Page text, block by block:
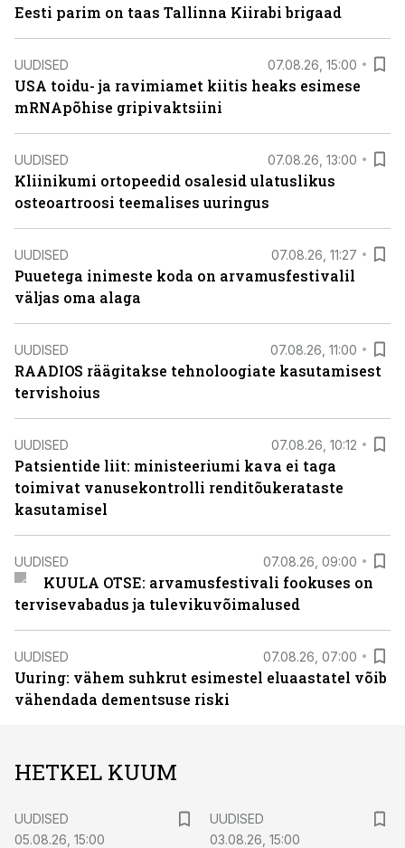
Eesti parim on taas Tallinna Kiirabi brigaad
UUDISED 07.08.26, 15:00
USA toidu- ja ravimiamet kiitis heaks esimese
mRNApõhise gripivaktsiini
UUDISED 07.08.26, 13:00
Kliinikumi ortopeedid osalesid ulatuslikus
osteoartroosi teemalises uuringus
UUDISED 07.08.26, 11:27
Puuetega inimeste koda on arvamusfestivalil
väljas oma alaga
UUDISED 07.08.26, 11:00
RAADIOS räägitakse tehnoloogiate kasutamisest
tervishoius
UUDISED 07.08.26, 10:12
Patsientide liit: ministeeriumi kava ei taga
toimivat vanusekontrolli renditõukerataste
kasutamisel
UUDISED 07.08.26, 09:00
KUULA OTSE: arvamusfestivali fookuses on
tervisevabadus ja tulevikuvõimalused
UUDISED 07.08.26, 07:00
Uuring: vähem suhkrut esimestel eluaastatel võib
vähendada dementsuse riski
HETKEL KUUM
UUDISED
05.08.26, 15:00
UUDISED
03.08.26, 15:00